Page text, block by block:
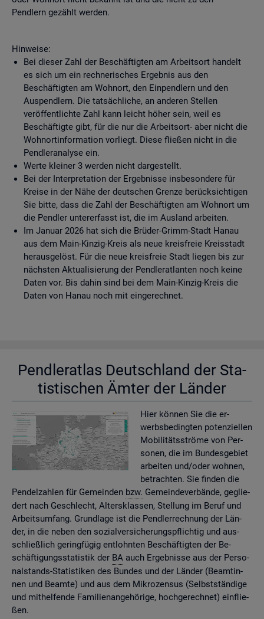
Pendlern gezählt werden.
Hinweise:
Bei dieser Zahl der Beschäftigten am Arbeitsort handelt
es sich um ein rechnerisches Ergebnis aus den
Beschäftigten am Wohnort, den Einpendlern und den
Auspendlern. Die tatsächliche, an anderen Stellen
veröffentlichte Zahl kann leicht höher sein, weil es
Beschäftigte gibt, für die nur die Arbeitsort- aber nicht die
Wohnortinformation vorliegt. Diese fließen nicht in die
Pendleranalyse ein.
Werte kleiner 3 werden nicht dargestellt.
Bei der Interpretation der Ergebnisse insbesondere für
Kreise in der Nähe der deutschen Grenze berücksichtigen
Sie bitte, dass die Zahl der Beschäftigten am Wohnort um
die Pendler untererfasst ist, die im Ausland arbeiten.
Im Januar 2026 hat sich die Brüder-Grimm-Stadt Hanau
aus dem Main-Kinzig-Kreis als neue kreisfreie Kreisstadt
herausgelöst. Für die neue kreisfreie Stadt liegen bis zur
nächsten Aktualisierung der Pendleratlanten noch keine
Daten vor. Bis dahin sind bei dem Main-Kinzig-Kreis die
Daten von Hanau noch mit eingerechnet.
Pend­ler­at­las Deutsch­land der Sta­
tis­ti­schen Ämter der Län­der
Hier kön­nen Sie die er­
werbs­be­ding­ten po­ten­zi­el­len
Mo­bi­li­täts­strö­me von Per­
so­nen, die im Bun­des­ge­biet
ar­bei­ten und/oder woh­nen,
be­trach­ten. Sie fin­den die
Pen­del­zah­len für Ge­mein­den bzw. Ge­mein­de­ver­bän­de, ge­glie­
dert nach Ge­schlecht, Al­ters­klas­sen, Stel­lung im Beruf und
Ar­beits­um­fang. Grund­la­ge ist die Pend­ler­rech­nung der Län­
der, in die neben den so­zi­al­ver­si­che­rungs­pflich­tig und aus­
schlie­ß­lich ge­ring­fü­gig ent­lohn­ten Be­schäf­tig­ten der Be­
schäf­ti­gungs­sta­tis­tik der BA auch Er­geb­nis­se aus der Per­so­
nal­stands-Sta­tis­ti­ken des Bun­des und der Län­der (Be­am­tin­
nen und Be­am­te) und aus dem Mi­kro­zen­sus (Selbst­stän­di­ge
und mit­hel­fen­de Fa­mi­li­en­an­ge­hö­ri­ge, hoch­ge­rech­net) ein­flie­
ßen.